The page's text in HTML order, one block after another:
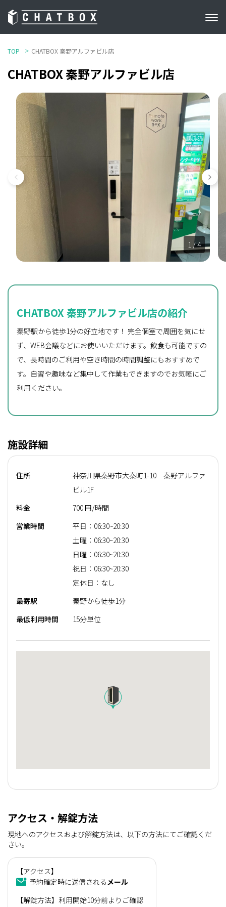
TOP CHATBOX 秦野アルファビル店
CHATBOX 秦野アルファビル店
1 / 4
CHATBOX 秦野アルファビル店の紹介
秦野駅から徒歩1分の好立地です！ 完全個室で周囲を気にせ
ず、WEB会議などにお使いいただけます。飲食も可能ですの
で、長時間のご利用や空き時間の時間調整にもおすすめで
す。自習や趣味など集中して作業もできますのでお気軽にご
利用ください。
施設詳細
住所
神奈川県秦野市大秦町1-10 秦野アルファ
ビル1F
料金
700 円/時間
営業時間
平日：06:30~20:30
土曜：06:30~20:30
日曜：06:30~20:30
祝日：06:30~20:30
定休日：なし
最寄駅
秦野から徒歩1分
最低利用時間
15分単位
アクセス・解錠方法
現地へのアクセスおよび解錠方法は、以下の方法にてご確認くだ
さい。
【アクセス】
予約確定時に送信されるメール
【解錠方法】利用開始10分前よりご確認